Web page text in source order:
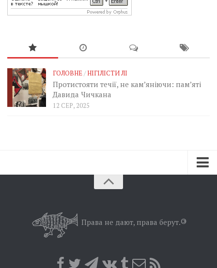
ГОЛОВНЕ/НІГІЛІСТИ ЛІ
Протистояти течії, не кам’яніючи: пам’яті
Давида Чичкана
12 СЕР, 2025
Позиція
Права не дают, права берут.©